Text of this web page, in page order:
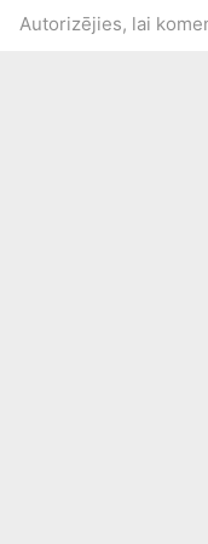
Autorizējies, lai